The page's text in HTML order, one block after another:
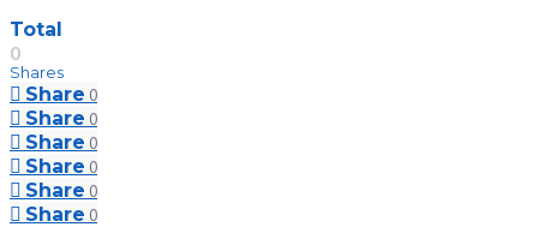
Total
0
Shares
Share 0
Share 0
Share 0
Share 0
Share 0
Share 0